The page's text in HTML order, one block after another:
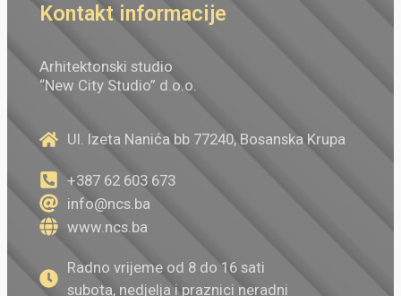
Kontakt informacije
Arhitektonski studio
“New City Studio” d.o.o.
Ul. Izeta Nanića bb 77240, Bosanska Krupa
+387 62 603 673
info@ncs.ba
www.ncs.ba
Radno vrijeme od 8 do 16 sati
subota, nedjelja i praznici neradni